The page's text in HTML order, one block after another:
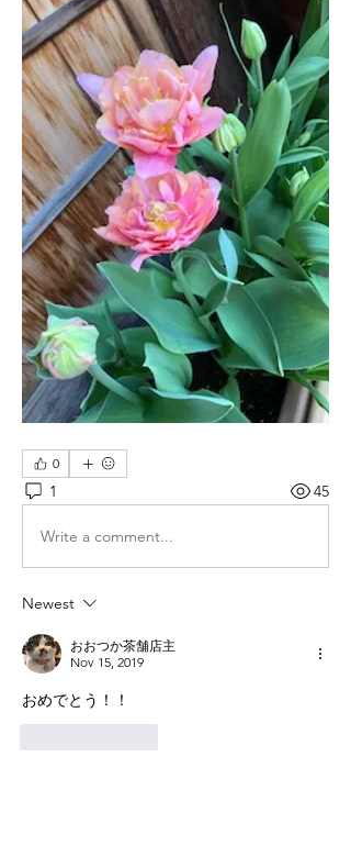
0
1 45
Write a comment...
Newest
おおつか茶舗店主
Nov 15, 2019
おめでとう！！